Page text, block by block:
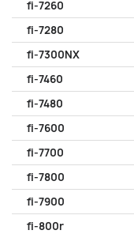
fi-7260
fi-7280
fi-7300NX
fi-7460
fi-7480
fi-7600
fi-7700
fi-7800
fi-7900
fi-800r